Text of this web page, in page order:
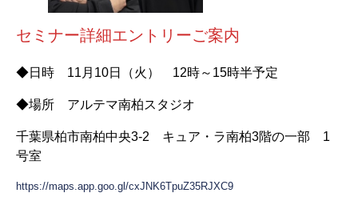
セミナー詳細エントリーご案内
◆日時 11月10日（火） 12時～15時半予定
◆場所 アルテマ南柏スタジオ
千葉県柏市南柏中央3-2 キュア・ラ南柏3階の一部 1
号室
https://maps.app.goo.gl/cxJNK6TpuZ35RJXC9